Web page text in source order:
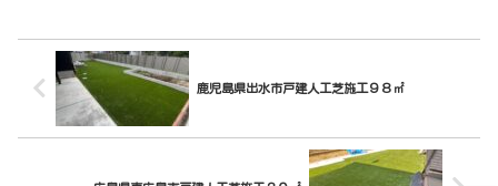
鹿児島県出水市戸建人工芝施工９８㎡